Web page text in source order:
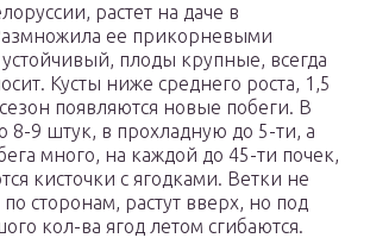
растет на даче в
ее прикорневыми
плоды крупные, всегда
Кусты ниже среднего роста, 1,5
появляются новые побеги. В
8-9 штук, в прохладную до 5-ти, а
много, на каждой до 45-ти почек,
кисточки с ягодками. Ветки не
сторонам, растут вверх, но под
кол-ва ягод летом сгибаются.